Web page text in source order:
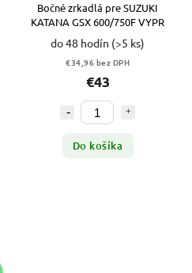
Bočné zrkadlá pre SUZUKI
KATANA GSX 600/750F VYPR
do 48 hodín (>5 ks)
€34,96 bez DPH
€43
Do košíka